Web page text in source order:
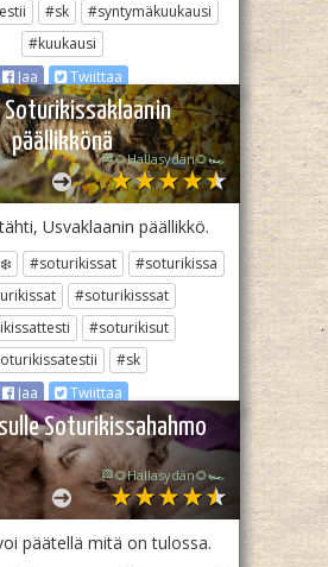
#sk
#syntymäkuukausi
#kuukausi
Jaa
Twiittaa
Soturikissaklaanin
päällikkönä
🏁🌻Hallasydän🌻🏎️
Usvaklaanin päällikkö.
#soturikissat
#soturikissa
#soturikisssat
#soturikisut
#sk
Jaa
Twiittaa
Soturikissahahmo
🏁🌻Hallasydän🌻🏎️
päätellä mitä on tulossa.